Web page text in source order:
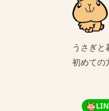
うさぎと
初めての